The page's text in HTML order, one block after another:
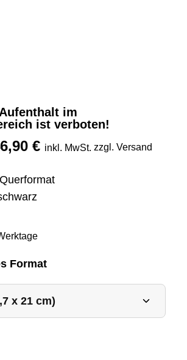
im
ist verboten!
€ inkl. MwSt. zzgl. Versand
Format